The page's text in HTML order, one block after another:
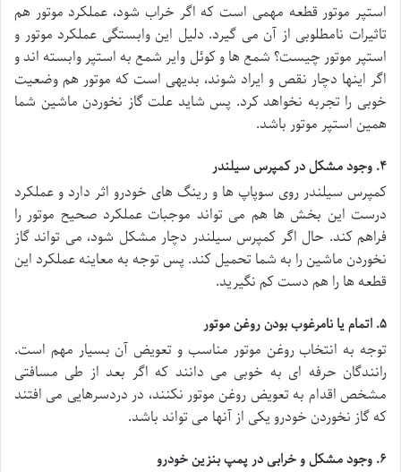
استپر موتور قطعه مهمی است که اگر خراب شود، عملکرد موتور هم
تاثیرات نامطلوبی از آن می گیرد. دلیل این وابستگی عملکرد موتور و
استپر موتور چیست؟ شمع ها و کوئل وایر شمع به استپر وابسته اند و
اگر اینها دچار نقص و ایراد شوند، بدیهی است که موتور هم وضعیت
خوبی را تجربه نخواهد کرد. پس شاید علت گاز نخوردن ماشین شما
همین استپر موتور باشد.
۴. وجود مشکل در کمپرس سیلندر
کمپرس سیلندر روی سوپاپ ها و رینگ های خودرو اثر دارد و عملکرد
درست این بخش ها هم می تواند موجبات عملکرد صحیح موتور را
فراهم کند. حال اگر کمپرس سیلندر دچار مشکل شود، می تواند گاز
نخوردن ماشین را به شما تحمیل کند. پس توجه به معاینه عملکرد این
قطعه ها را هم دست کم نگیرید.
۵. اتمام یا نامرغوب بودن روغن موتور
توجه به انتخاب روغن موتور مناسب و تعویض آن بسیار مهم است.
رانندگان حرفه ای به خوبی می دانند که اگر بعد از طی مسافتی
مشخص اقدام به تعویض روغن موتور نکنند، در دردسرهایی می افتند
که گاز نخوردن خودرو یکی از آنها می تواند باشد.
۶. وجود مشکل و خرابی در پمپ بنزین خودرو